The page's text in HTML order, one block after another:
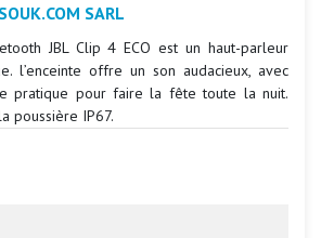
SARL
JBL Clip 4 ECO est un haut-parleur
l’enceinte offre un son audacieux, avec
pratique pour faire la fête toute la nuit.
poussière IP67.